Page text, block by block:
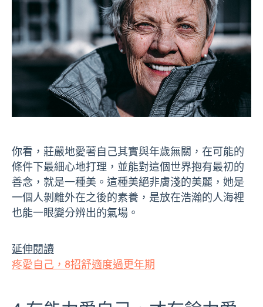
你看，莊嚴地愛著自己其實與年歲無關，在可能的
條件下最細心地打理，並能對這個世界抱有最初的
善念，就是一種美。這種美絕非膚淺的美麗，她是
一個人剝離外在之後的素養，是放在浩瀚的人海裡
也能一眼變分辨出的氣場。
延伸閱讀
疼愛自己，8招舒適度過更年期